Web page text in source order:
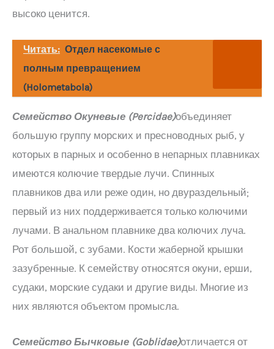
высоко ценится.
Читать: Отдел насекомые с
полным превращением
(Holometabola)
Семейство Окуневые (Percidae)объединяет
большую группу морских и пресноводных рыб, у
которых в парных и особенно в непарных плавниках
имеются колючие твердые лучи. Спинных
плавников два или реже один, но двураздельный;
первый из них поддерживается только колючими
лучами. В анальном плавнике два колючих луча.
Рот большой, с зубами. Кости жаберной крышки
зазубренные. К семейству относятся окуни, ерши,
судаки, морские судаки и другие виды. Многие из
них являются объектом промысла.
Семейство Бычковые (Goblidae)отличается от